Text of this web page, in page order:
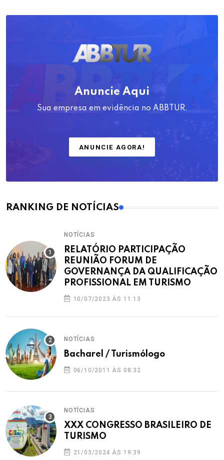
Anuncie Aqui
Sua empresa em evidência no ABBTUR.
ANUNCIE AGORA!
RANKING DE NOTÍCIAS
NOTÍCIAS
RELATÓRIO PARTICIPAÇÃO
REUNIÃO FORUM DE
GOVERNANÇA DA QUALIFICAÇÃO
PROFISSIONAL EM TURISMO
10/07/2023 ÀS 11:13
NOTÍCIAS
Bacharel / Turismólogo
06/10/2011 ÀS 08:32
NOTÍCIAS
XXX CONGRESSO BRASILEIRO DE
TURISMO
21/03/2024 ÀS 19:39